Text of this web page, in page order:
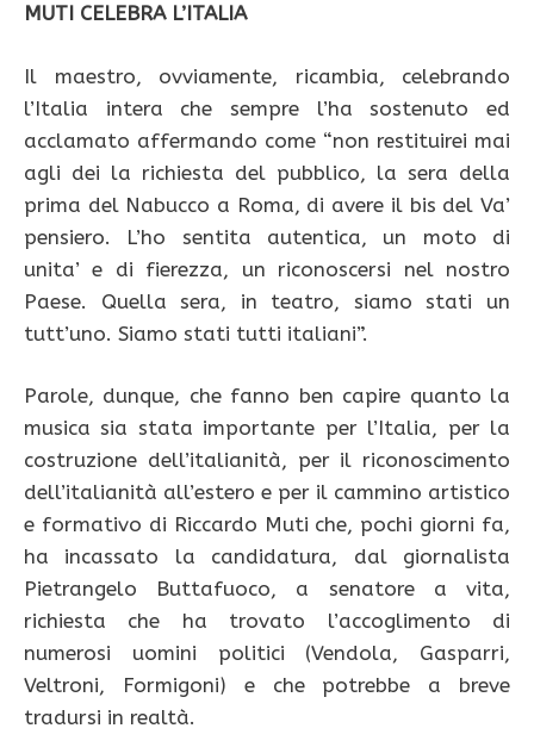
MUTI CELEBRA L’ITALIA
Il maestro, ovviamente, ricambia, celebrando
l’Italia intera che sempre l’ha sostenuto ed
acclamato affermando come “non restituirei mai
agli dei la richiesta del pubblico, la sera della
prima del Nabucco a Roma, di avere il bis del Va’
pensiero. L’ho sentita autentica, un moto di
unita’ e di fierezza, un riconoscersi nel nostro
Paese. Quella sera, in teatro, siamo stati un
tutt’uno. Siamo stati tutti italiani”.
Parole, dunque, che fanno ben capire quanto la
musica sia stata importante per l’Italia, per la
costruzione dell’italianità, per il riconoscimento
dell’italianità all’estero e per il cammino artistico
e formativo di Riccardo Muti che, pochi giorni fa,
ha incassato la candidatura, dal giornalista
Pietrangelo Buttafuoco, a senatore a vita,
richiesta che ha trovato l’accoglimento di
numerosi uomini politici (Vendola, Gasparri,
Veltroni, Formigoni) e che potrebbe a breve
tradursi in realtà.